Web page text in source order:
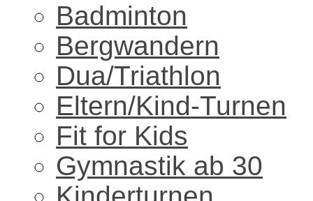
Badminton
Bergwandern
Dua/Triathlon
Eltern/Kind-Turnen
Fit for Kids
Gymnastik ab 30